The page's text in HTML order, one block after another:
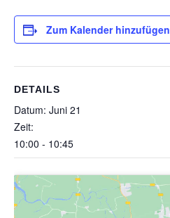
Zum Kalender hinzufügen
DETAILS
Datum: Juni 21
Zeit:
10:00 - 10:45